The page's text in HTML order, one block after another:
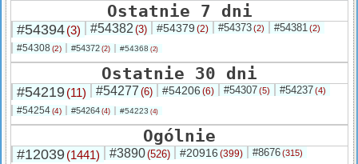
Ostatnie 7 dni
#54394(3) #54382 (3) #54379 (2) #54373(2) #54381(2)
#54308 (2) #54372 (2) #54368 (2)
Ostatnie 30 dni
#54219(11) #54277 (6) #54206 (6) #54307(5) #54237(4)
#54254(4) #54264 (4) #54223 (4)
Ogólnie
#12039(1441) #3890(526) #20916 (399) #8676(315)